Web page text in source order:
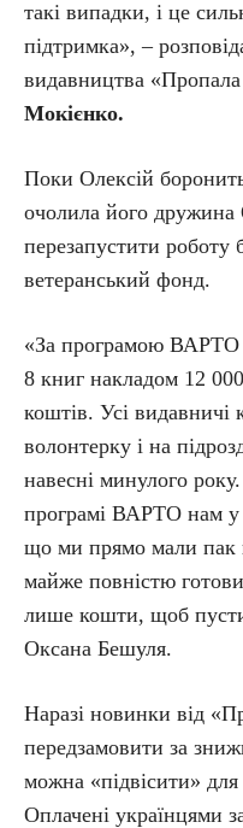
такі випадки, і це
підтримка», –
видавництва «Пропала
Мокієнко.
Поки Олексій
очолила його дружина
перезапустити роботу
ветеранський фонд.
«За програмою ВАРТО
8 книг накладом 12
коштів. Усі
волонтерку і на
навесні минулого
програмі ВАРТО нам
що ми прямо мали пак
майже повністю
лише кошти, щоб
Оксана Бешуля.
Наразі новинки від
передзамовити за
можна «підвісити»
Оплачені українцями